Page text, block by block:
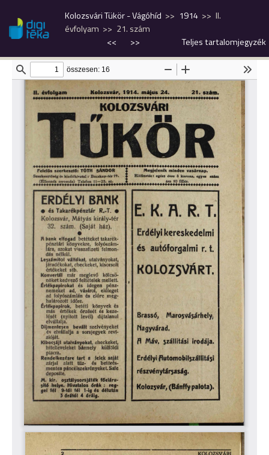
Kolozsvári Tükör - Vágóhíd 1914
II.
évfolyam
21. szám
<<
>> Teljes tartalomjegyzék